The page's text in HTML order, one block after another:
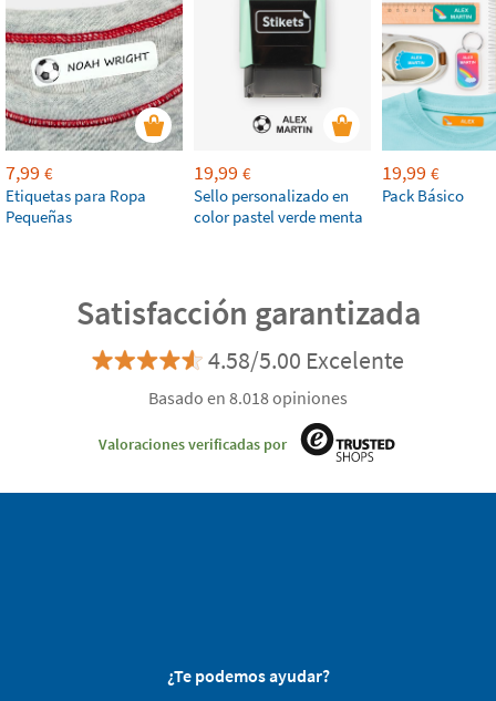
7,99 €
Etiquetas para Ropa
Pequeñas
19,99 €
Sello personalizado en
color pastel verde menta
19,99 €
Pack Básico
Satisfacción garantizada
4.58/5.00 Excelente
Basado en 8.018 opiniones
Valoraciones verificadas por
¿Te podemos ayudar?